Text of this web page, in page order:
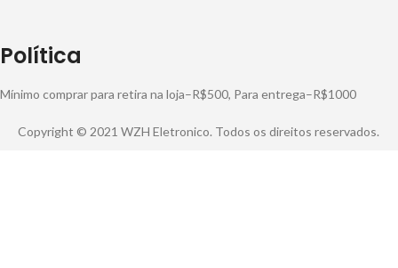
Política
Mínimo comprar para retira na loja–R$500, Para entrega–R$1000
Copyright © 2021 WZH Eletronico. Todos os direitos reservados.